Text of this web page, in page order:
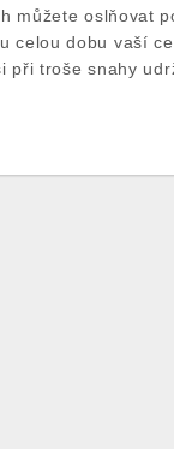
oslňovat
celou dobu vaší
troše snahy